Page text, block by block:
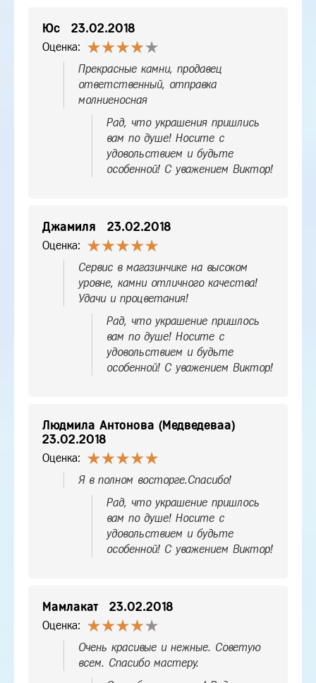
Юс 23.02.2018
Оценка:
Прекрасные камни, продавец
ответственный, отправка
молниеносная
Рад, что украшения пришлись
вам по душе! Носите с
удовольствием и будьте
особенной! С уважением Виктор!
Джамиля 23.02.2018
Оценка:
Сервис в магазинчике на высоком
уровне, камни отличного качества!
Удачи и процветания!
Рад, что украшение пришлось
вам по душе! Носите с
удовольствием и будьте
особенной! С уважением Виктор!
Людмила Антонова (Медведеваа)
23.02.2018
Оценка:
Я в полном восторге.Спасибо!
Рад, что украшение пришлось
вам по душе! Носите с
удовольствием и будьте
особенной! С уважением Виктор!
Мамлакат 23.02.2018
Оценка:
Очень красивые и нежные. Советую
всем. Спасибо мастеру.